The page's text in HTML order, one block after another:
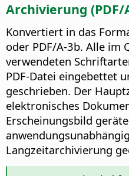
Archivierung (PDF/
Konvertiert in das
oder PDF/A-3b. Alle im
verwendeten
PDF-Datei eingebettet
geschrieben. Der
elektronisches
Erscheinungsbild
Langzeitarchivierung